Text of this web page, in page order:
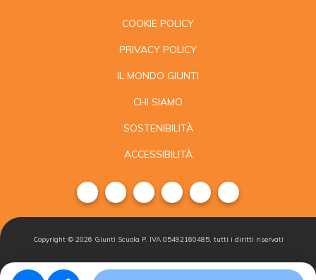
COOKIE POLICY
PRIVACY POLICY
IL MONDO GIUNTI
CHI SIAMO
SOSTENIBILITÀ
ACCESSIBILITÀ
Copyright © 2026 Giunti Scuola P. IVA 05492160485, tutti i diritti riservati
Condizioni di Gestisci i Iscriviti alla